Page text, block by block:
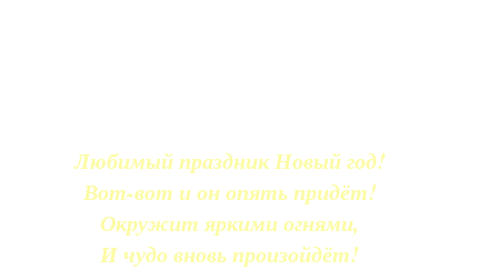
Любимый праздник Новый год!
Вот-вот и он опять придёт!
Окружит яркими огнями,
И чудо вновь произойдёт!